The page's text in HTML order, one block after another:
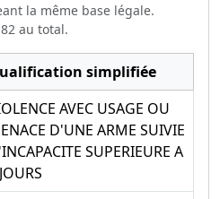
la même base légale.
au total.
simplifiée
AVEC USAGE OU
D'UNE ARME SUIVIE
SUPERIEURE A